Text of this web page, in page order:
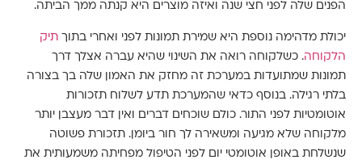
הפנים שלה לפני חצי שנה ואיזה מוצרים היא קנתה ממך הביתה.
יכולת מדהימה נוספת היא שמירת תמונות לפני ואחרי בתוך תיק
הלקוחה. כשלקוחה רואה את השינוי שהיא עברה אצלך דרך
תמונות שמתועדות במערכת זה מחזק את האמון שלה בך בצורה
בלתי רגילה. בנוסף כדאי שהמערכת תדע לשלוח תזכורות
אוטומטיות לפני התור. כולם שוכחים דברים ואין דבר מעצבן יותר
מלקוחה שלא מגיעה ומשאירה לך חור ביומן. תזכורת פשוטה
שנשלחת באופן אוטומטי יום לפני הטיפול מפחיתה משמעותית את